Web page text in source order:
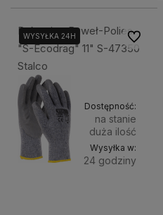
Rękawice Baweł-Polies.
"S-Ecodrag" 11" S-47350
Stalco
WYSYŁKA 24H
Dostępność:
na stanie
duża ilość
Wysyłka w:
24 godziny
Do